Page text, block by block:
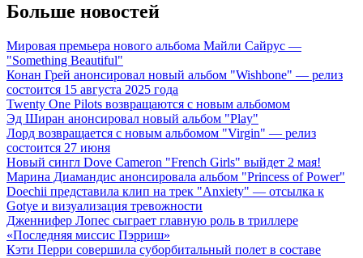
Больше новостей
Мировая премьера нового альбома Майли Сайрус —
"Something Beautiful"
Конан Грей анонсировал новый альбом "Wishbone" — релиз
состоится 15 августа 2025 года
Twenty One Pilots возвращаются с новым альбомом
Эд Ширан анонсировал новый альбом "Play"
Лорд возвращается с новым альбомом "Virgin" — релиз
состоится 27 июня
Новый сингл Dove Cameron "French Girls" выйдет 2 мая!
Марина Диамандис анонсировала альбом "Princess of Power"
Doechii представила клип на трек "Anxiety" — отсылка к
Gotye и визуализация тревожности
Дженнифер Лопес сыграет главную роль в триллере
«Последняя миссис Пэрриш»
Кэти Перри совершила суборбитальный полет в составе